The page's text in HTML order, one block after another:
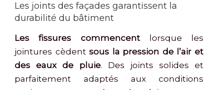
Les joints des façades garantissent la
durabilité du bâtiment
Les fissures commencentlorsque les
jointures cèdentsous la pression de l’air et
des eaux de pluie. Des joints solides et
parfaitement adaptés aux conditions